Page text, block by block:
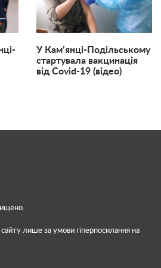
У Кам’янці-Подільському
стартувала вакцинація
від Covid-19 (відео)
сайту лише за умови гіперпосилання на